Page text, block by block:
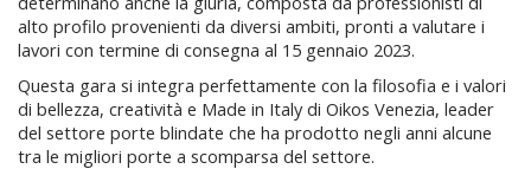
alto profilo provenienti da diversi ambiti, pronti a valutare i
lavori con termine di consegna al 15 gennaio 2023.
Questa gara si integra perfettamente con la filosofia e i valori
di bellezza, creatività e Made in Italy di Oikos Venezia, leader
del settore porte blindate che ha prodotto negli anni alcune
tra le migliori porte a scomparsa del settore.